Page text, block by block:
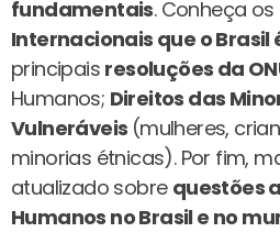
fundamentais. Conheça os
Internacionais que o Brasil
principais resoluções da
Humanos; Direitos das
Vulneráveis (mulheres,
minorias étnicas). Por fim,
atualizado sobre questões
Humanos no Brasil e no